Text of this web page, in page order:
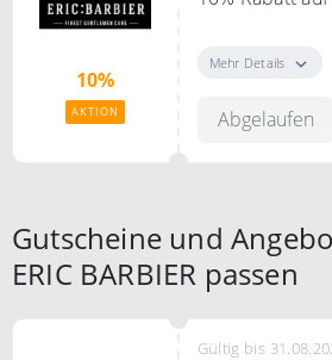
10%
AKTION
Eric Barbier.
Verschenken
genießen!
Mehr Details
Abgelaufen
Gutscheine und
ERIC BARBIER passen
Gültig bis